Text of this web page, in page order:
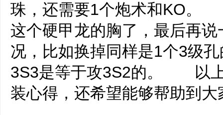
珠，还需要1个炮术和KO
这个硬甲龙的胸了，最后再
况，比如换掉同样是1个3级
3S3是等于攻3S2的。 以上
装心得，还希望能够帮助到大